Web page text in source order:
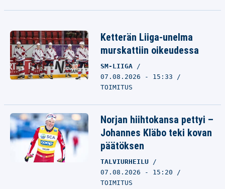
Ketterän Liiga-unelma
murskattiin oikeudessa
SM-LIIGA
07.08.2026 - 15:33
TOIMITUS
Norjan hiihtokansa pettyi –
Johannes Kläbo teki kovan
päätöksen
TALVIURHEILU
07.08.2026 - 15:20
TOIMITUS